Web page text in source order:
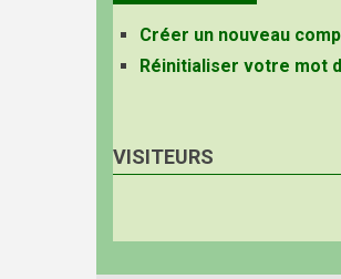
Créer un nouveau
Réinitialiser votre mot
VISITEURS